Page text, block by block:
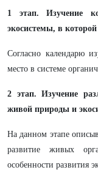
1 этап. Изучение
экосистемы, в которой
Согласно календарю
место в системе
2 этап. Изучение
живой природы и
На данном этапе
развитие живых
особенности развития